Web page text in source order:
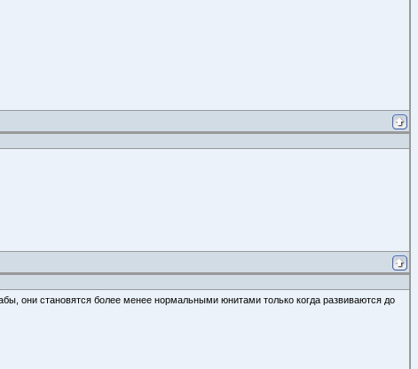
они становятся более менее нормальными юнитами только когда развиваются до